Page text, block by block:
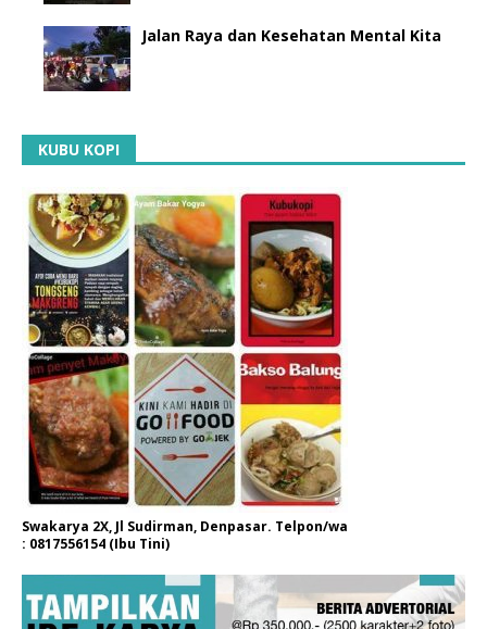
Jalan Raya dan Kesehatan Mental Kita
KUBU KOPI
Swakarya 2X, Jl Sudirman, Denpasar. Telpon/wa
: 0817556154 (Ibu Tini)